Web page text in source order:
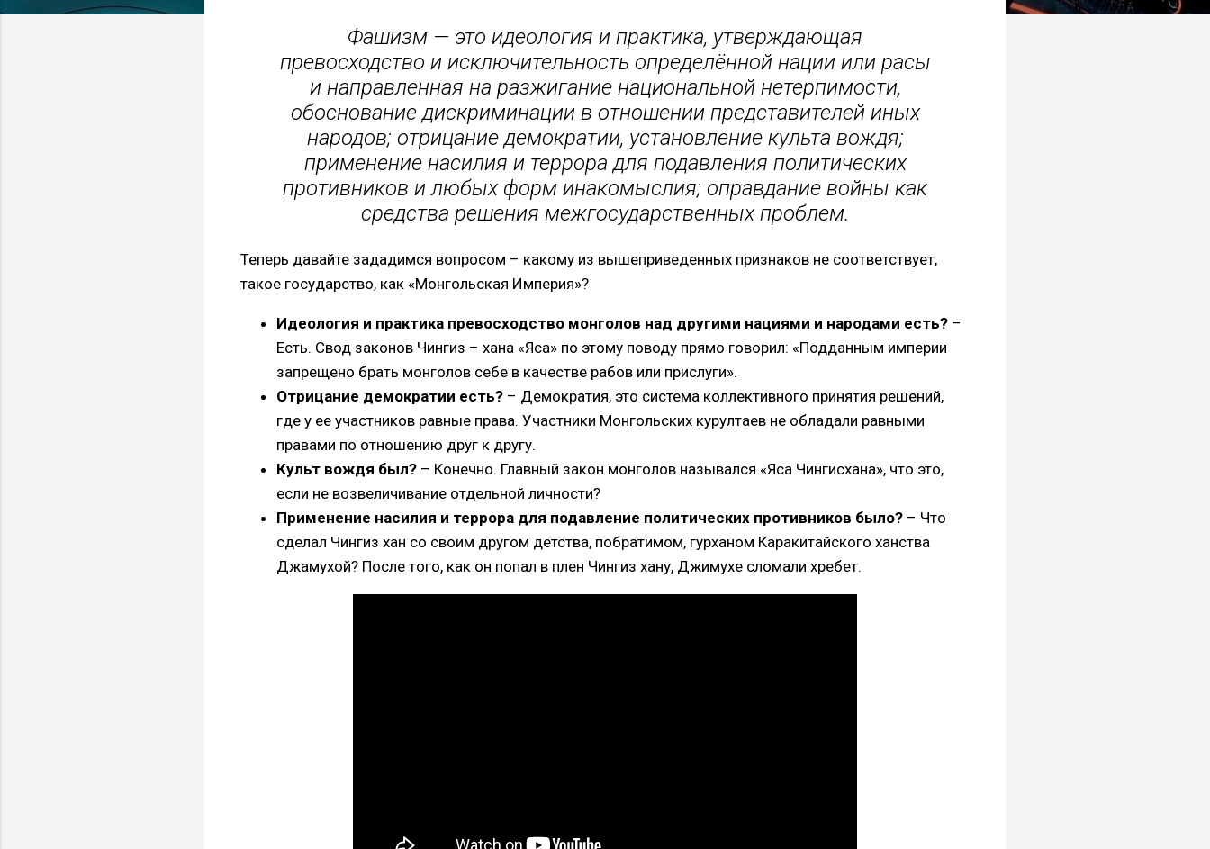
Фашизм — это идеология и практика, утверждающая
превосходство и исключительность определённой нации или расы
и направленная на разжигание национальной нетерпимости,
обоснование дискриминации в отношении представителей иных
народов; отрицание демократии, установление культа вождя;
применение насилия и террора для подавления политических
противников и любых форм инакомыслия; оправдание войны как
средства решения межгосударственных проблем.
Теперь давайте зададимся вопросом – какому из вышеприведенных признаков не соответствует,
такое государство, как «Монгольская Империя»?
Идеология и практика превосходство монголов над другими нациями и народами есть? –
Есть. Свод законов Чингиз – хана «Яса» по этому поводу прямо говорил: «Подданным империи
запрещено брать монголов себе в качестве рабов или прислуги».
Отрицание демократии есть? – Демократия, это система коллективного принятия решений,
где у ее участников равные права. Участники Монгольских курултаев не обладали равными
правами по отношению друг к другу.
Культ вождя был? – Конечно. Главный закон монголов назывался «Яса Чингисхана», что это,
если не возвеличивание отдельной личности?
Применение насилия и террора для подавление политических противников было? – Что
сделал Чингиз хан со своим другом детства, побратимом, гурханом Каракитайского ханства
Джамухой? После того, как он попал в плен Чингиз хану, Джимухе сломали хребет.